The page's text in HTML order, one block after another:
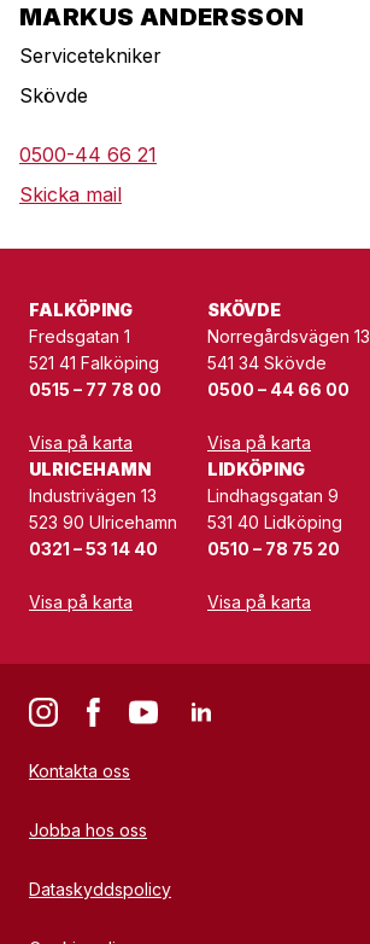
MARKUS ANDERSSON
Servicetekniker
Skövde
0500-44 66 21
Skicka mail
FALKÖPING
Fredsgatan 1
521 41 Falköping
0515 – 77 78 00
Visa på karta
SKÖVDE
Norregårdsvägen 13
541 34 Skövde
0500 – 44 66 00
Visa på karta
ULRICEHAMN
Industrivägen 13
523 90 Ulricehamn
0321 – 53 14 40
Visa på karta
LIDKÖPING
Lindhagsgatan 9
531 40 Lidköping
0510 – 78 75 20
Visa på karta
Kontakta oss
Jobba hos oss
Dataskyddspolicy